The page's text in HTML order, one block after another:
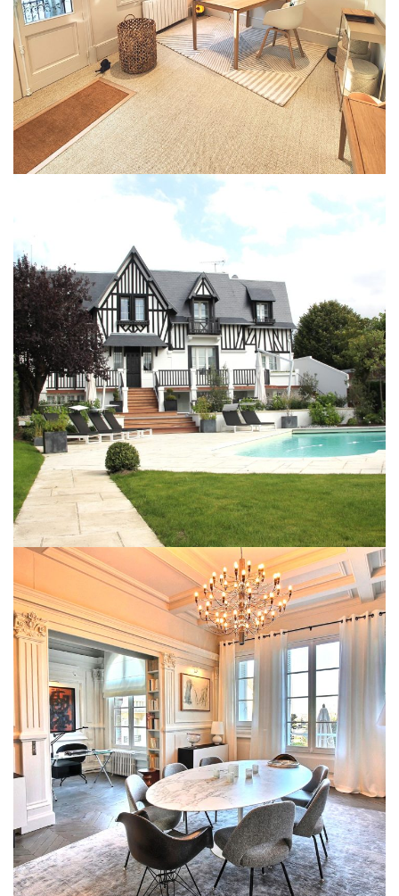
AVANT / APRÈS
Piscine
EXTÉRIEUR
Rénovation d’un appartement
155m²
AVANT / APRÈS